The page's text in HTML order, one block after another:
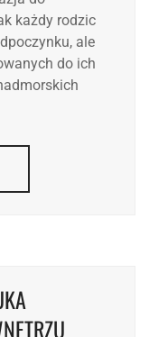
każdy rodzic
ale
do ich